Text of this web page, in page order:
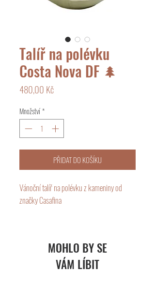
Talíř na polévku
Costa Nova DF 🌲
480,00 KčCena
Množství*
PŘIDAT DO KOŠÍKU
Vánoční talíř na polévku z kameniny od
značky Casafina
vyráběné v Portugalsku. Design výrobků je
inspirován převážně italským stolováním.
MOHLO BY SE
VÁM LÍBIT